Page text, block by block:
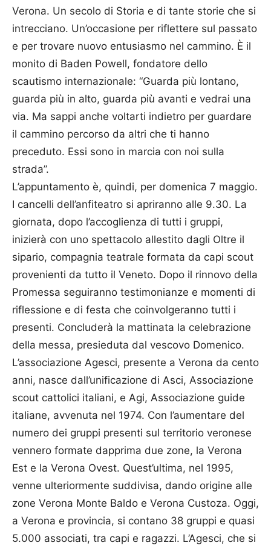
Verona. Un secolo di Storia e di tante storie che si
intrecciano. Un’occasione per riflettere sul passato
e per trovare nuovo entusiasmo nel cammino. È il
monito di Baden Powell, fondatore dello
scautismo internazionale: “Guarda più lontano,
guarda più in alto, guarda più avanti e vedrai una
via. Ma sappi anche voltarti indietro per guardare
il cammino percorso da altri che ti hanno
preceduto. Essi sono in marcia con noi sulla
strada”.
L’appuntamento è, quindi, per domenica 7 maggio.
I cancelli dell’anfiteatro si apriranno alle 9.30. La
giornata, dopo l’accoglienza di tutti i gruppi,
inizierà con uno spettacolo allestito dagli Oltre il
sipario, compagnia teatrale formata da capi scout
provenienti da tutto il Veneto. Dopo il rinnovo della
Promessa seguiranno testimonianze e momenti di
riflessione e di festa che coinvolgeranno tutti i
presenti. Concluderà la mattinata la celebrazione
della messa, presieduta dal vescovo Domenico.
L’associazione Agesci, presente a Verona da cento
anni, nasce dall’unificazione di Asci, Associazione
scout cattolici italiani, e Agi, Associazione guide
italiane, avvenuta nel 1974. Con l’aumentare del
numero dei gruppi presenti sul territorio veronese
vennero formate dapprima due zone, la Verona
Est e la Verona Ovest. Quest’ultima, nel 1995,
venne ulteriormente suddivisa, dando origine alle
zone Verona Monte Baldo e Verona Custoza. Oggi,
a Verona e provincia, si contano 38 gruppi e quasi
5.000 associati, tra capi e ragazzi. L’Agesci, che si